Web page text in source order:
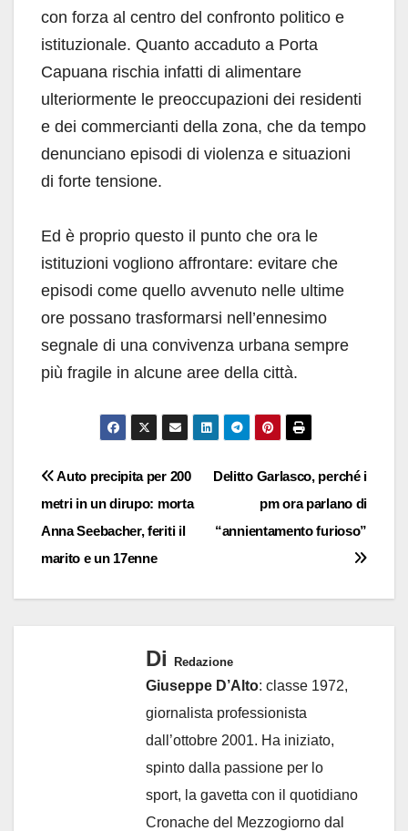
con forza al centro del confronto politico e
istituzionale. Quanto accaduto a Porta
Capuana rischia infatti di alimentare
ulteriormente le preoccupazioni dei residenti
e dei commercianti della zona, che da tempo
denunciano episodi di violenza e situazioni
di forte tensione.
Ed è proprio questo il punto che ora le
istituzioni vogliono affrontare: evitare che
episodi come quello avvenuto nelle ultime
ore possano trasformarsi nell’ennesimo
segnale di una convivenza urbana sempre
più fragile in alcune aree della città.
Navigazione
articoli
Delitto Garlasco, perché i
pm ora parlano di
“annientamento furioso”
Auto precipita per 200
metri in un dirupo: morta
Anna Seebacher, feriti il
marito e un 17enne
Di Redazione
Giuseppe D’Alto: classe 1972,
giornalista professionista
dall’ottobre 2001. Ha iniziato,
spinto dalla passione per lo
sport, la gavetta con il quotidiano
Cronache del Mezzogiorno dal